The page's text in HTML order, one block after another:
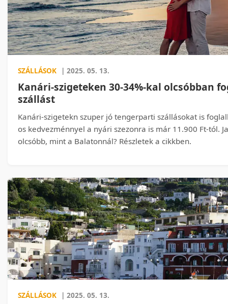
SZÁLLÁSOK | 2025. 05. 13.
Kanári-szigeteken 30-34%-kal olcsóbban
szállást
Kanári-szigetekn szuper jó tengerparti szállásokat is
os kedvezménnyel a nyári szezonra is már 11.900 Ft-tól.
olcsóbb, mint a Balatonnál? Részletek a cikkben.
SZÁLLÁSOK | 2025. 05. 13.